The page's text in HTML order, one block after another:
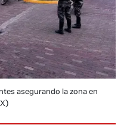
asegurando la zona en